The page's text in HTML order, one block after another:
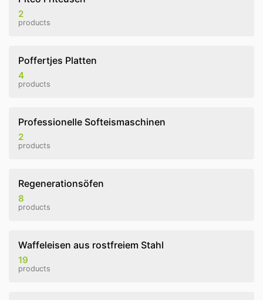
2
products
Poffertjes Platten
4
products
Professionelle Softeismaschinen
2
products
Regenerationsöfen
8
products
Waffeleisen aus rostfreiem Stahl
19
products